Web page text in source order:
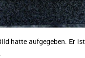
hatte aufgegeben. Er